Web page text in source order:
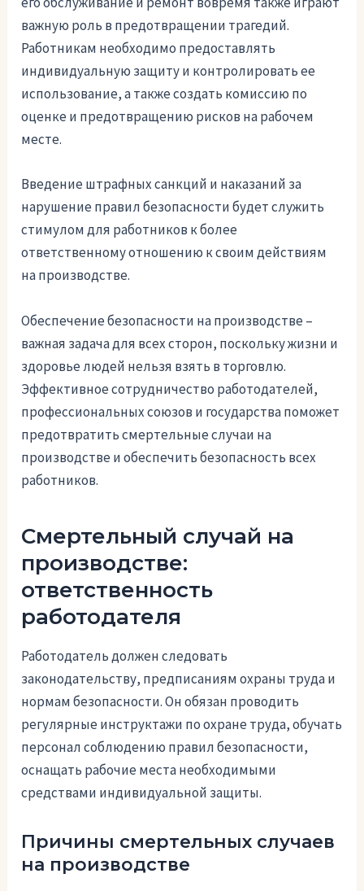
важную роль в предотвращении трагедий.
Работникам необходимо предоставлять
индивидуальную защиту и контролировать ее
использование, а также создать комиссию по
оценке и предотвращению рисков на рабочем
месте.
Введение штрафных санкций и наказаний за
нарушение правил безопасности будет служить
стимулом для работников к более
ответственному отношению к своим действиям
на производстве.
Обеспечение безопасности на производстве –
важная задача для всех сторон, поскольку жизни и
здоровье людей нельзя взять в торговлю.
Эффективное сотрудничество работодателей,
профессиональных союзов и государства поможет
предотвратить смертельные случаи на
производстве и обеспечить безопасность всех
работников.
Смертельный случай на
производстве:
ответственность
работодателя
Работодатель должен следовать
законодательству, предписаниям охраны труда и
нормам безопасности. Он обязан проводить
регулярные инструктажи по охране труда, обучать
персонал соблюдению правил безопасности,
оснащать рабочие места необходимыми
средствами индивидуальной защиты.
Причины смертельных случаев
на производстве